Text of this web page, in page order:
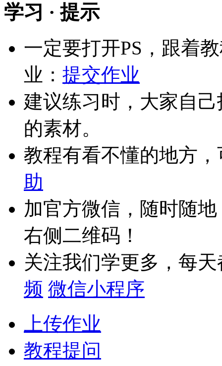
学习 · 提示
一定要打开PS，跟着
业： 提交作业
建议练习时，大家自
的素材。
教程有看不懂的地方
助
加官方微信，随时随
右侧二维码！
关注我们学更多，每
频 微信小程序
上传作业
教程提问